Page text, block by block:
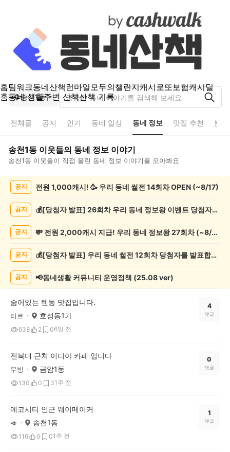
홈팀워크동네산책런마일모두의챌린지캐시로또보험캐시딜
홈동네 생활주변 산책산책 기록
송천1동
전체글 공지 인기 동네 일상 동네 정보 맛집 추천 분
송천1동 이웃들의 동네 정보 이야기
송천1동 이웃들이 직접 올린 동네 정보 이야기를 모아봐요
목
공지 전원 1,000캐시! 🥳 우리 동네 썰전 14회차 OPEN (~8/17)
공지 💰[당첨자 발표] 26회차 우리 동네 정보왕 이벤트 당첨자를 발표합니다!
공지 💸 전원 2,000캐시 지급! 우리 동네 정보왕 27회차 (~8/10)
공지 💰[당첨자 발표] 우리 동네 썰전 12회차 당첨자를 발표합니다!
공지 📢동네생활 커뮤니티 운영정책 (25.08 ver)
숨어있는 텐동 맛집입니다.
티르 호성동1가
638 2 06일 전
4
댓글
전북대 근처 이디야 카페 입니다
무빙 금암1동
130 0 31주 전
0
댓글
에코시티 인근 웨이메이커
🥑 송천1동
116 0 01주 전
1
댓글